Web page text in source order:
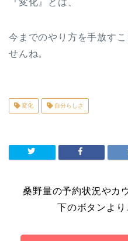
『変化』とは、
今までのやり方を手放す
せんね。
変化 自分らしさ
桑野量の予約状況やカ
下のボタンより